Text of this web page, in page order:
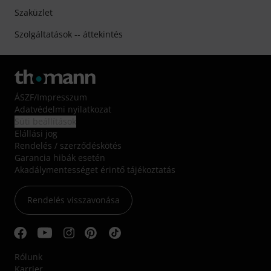
Szaküzlet
Szolgáltatások -- áttekintés
ÁSZF/Impresszum
Adatvédelmi nyilatkozat
Elállási jog
Rendelés / szerződéskötés
Garancia hibák esetén
Akadálymentességet érintő tájékoztatás
Rendelés visszavonása
Rólunk